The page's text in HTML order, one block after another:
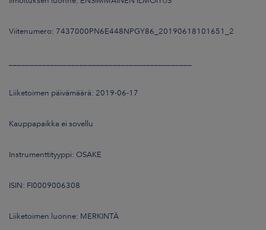
Viitenumero: 7437000PN6E448NPGY86_20190618101651_2
Liiketoimen päivämäärä: 2019-06-17
Kauppapaikka ei sovellu
Instrumenttityyppi: OSAKE
ISIN: FI0009006308
Liiketoimen luonne: MERKINTÄ